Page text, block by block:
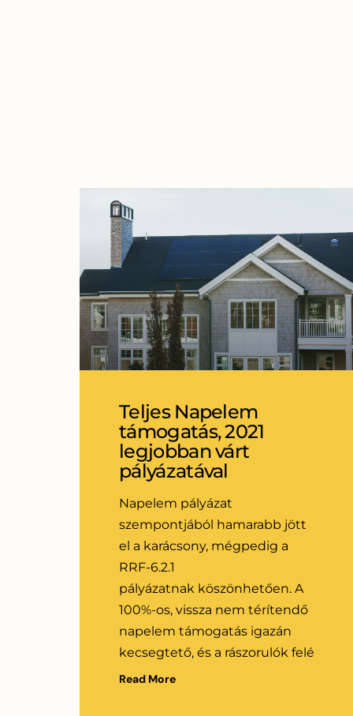
Teljes Napelem
támogatás, 2021
legjobban várt
pályázatával
Napelem pályázat
szempontjából hamarabb jött
el a karácsony, mégpedig a
RRF-6.2.1
pályázatnak köszönhetően. A
100%-os, vissza nem térítendő
napelem támogatás igazán
kecsegtető, és a rászorulók felé
Read More